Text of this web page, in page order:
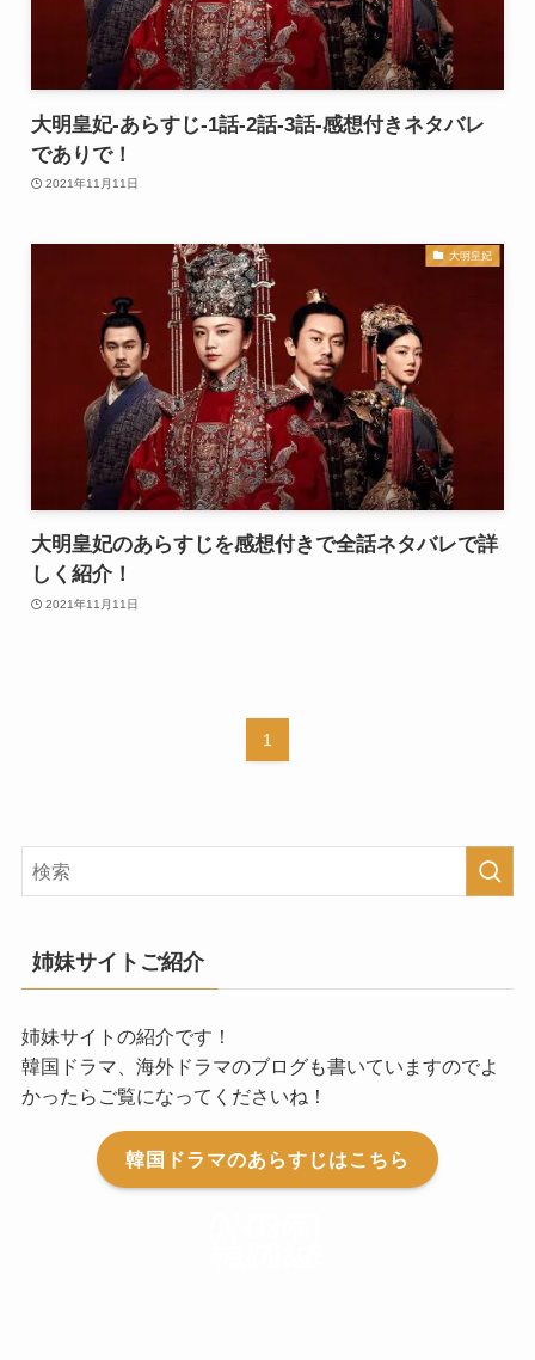
大明皇妃-あらすじ-1話-2話-3話-感想付きネタバレ
でありで！
2021年11月11日
大明皇妃
大明皇妃のあらすじを感想付きで全話ネタバレで詳
しく紹介！
2021年11月11日
1
姉妹サイトご紹介
姉妹サイトの紹介です！
韓国ドラマ、海外ドラマのブログも書いていますのでよ
かったらご覧になってくださいね！
韓国ドラマのあらすじはこちら